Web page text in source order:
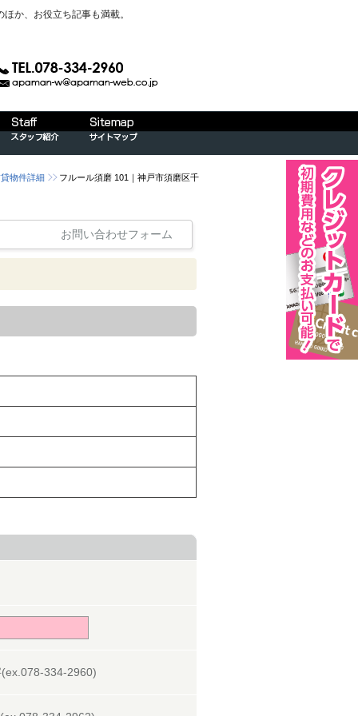
か、お役立ち記事も満載。
物件詳細
フルール須磨 101｜神戸市須磨区千
お問い合わせフォーム
334-2960)